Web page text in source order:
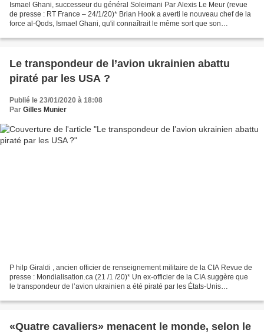
Ismael Ghani, successeur du général Soleimani Par Alexis Le Meur (revue
de presse : RT France – 24/1/20)* Brian Hook a averti le nouveau chef de la
force al-Qods, Ismael Ghani, qu'il connaîtrait le même sort que son
Le transpondeur de l’avion ukrainien abattu
piraté par les USA ?
Publié le 23/01/2020 à 18:08
Par Gilles Munier
P hilp Giraldi , ancien officier de renseignement militaire de la CIA Revue de
presse : Mondialisation.ca (21 /1 /20)* Un ex-officier de la CIA suggère que
le transpondeur de l’avion ukrainien a été piraté par les États-Unis
«Quatre cavaliers» menacent le monde, selon le